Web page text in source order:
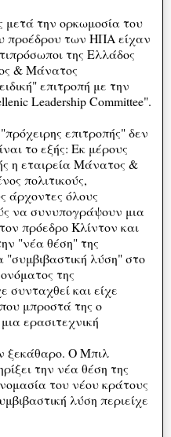
μετά την ορκωμοσία του
προέδρου των ΗΠΑ είχαν
της Ελλάδος
& Μάνατος
επιτροπή με την
Leadership Committee".
επιτροπής" δεν
το εξής: Εκ μέρους
η εταιρεία Μάνατος &
πολιτικούς,
άρχοντες όλους
να συνυπογράψουν μια
πρόεδρο Κλίντον και
"νέα θέση" της
"συμβιβαστική λύση" στο
της
συνταχθεί και είχε
μπροστά της ο
ερασιτεχνική
ξεκάθαρο. Ο Μπιλ
την νέα θέση της
του νέου κράτους
λύση περιείχε